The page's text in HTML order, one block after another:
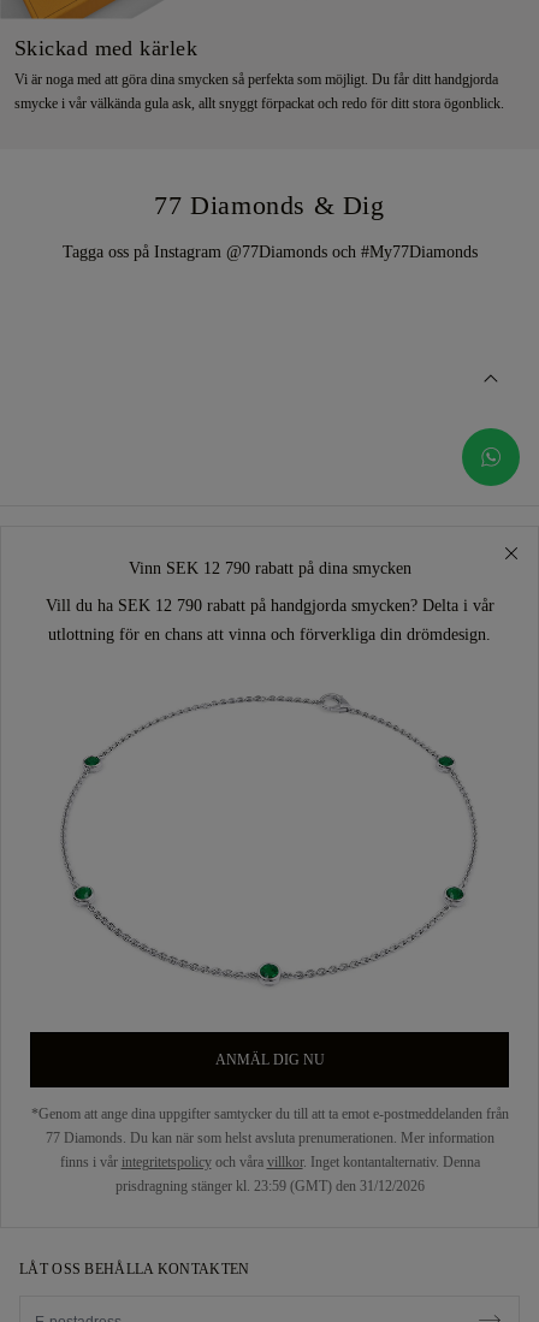
Skickad med kärlek
Vi är noga med att göra dina smycken så perfekta som möjligt. Du får ditt handgjorda
smycke i vår välkända gula ask, allt snyggt förpackat och redo för ditt stora ögonblick.
77 Diamonds & Dig
Tagga oss på Instagram @77Diamonds och #My77Diamonds
Vinn SEK 12 790 rabatt på dina smycken
Vill du ha SEK 12 790 rabatt på handgjorda smycken? Delta i vår
utlottning för en chans att vinna och förverkliga din drömdesign.
ANMÄL DIG NU
*Genom att ange dina uppgifter samtycker du till att ta emot e-postmeddelanden från
77 Diamonds. Du kan när som helst avsluta prenumerationen. Mer information
finns i vår integritetspolicyoch våra villkor. Inget kontantalternativ. Denna
prisdragning stänger kl. 23:59 (GMT) den 31/12/2026
LÅT OSS BEHÅLLA KONTAKTEN